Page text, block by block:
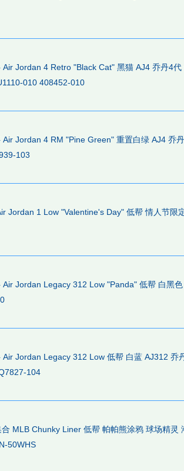
Air Jordan 4 Retro "Black Cat" 黑猫 AJ4 乔丹4
010 408452-010
Air Jordan 4 RM "Pine Green" 重置白绿 AJ4 乔
103
Jordan 1 Low "Valentine's Day" 低帮 情人节限
Air Jordan Legacy 312 Low "Panda" 低帮 白黑
Air Jordan Legacy 312 Low 低帮 白蓝 AJ312 乔
104
MLB Chunky Liner 低帮 帕帕熊涂鸦 球场精灵
50WHS